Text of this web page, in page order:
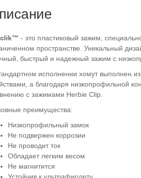
- это пластиковый зажим,
пространстве. Уникальный
быстрый и надежный зажим с
исполнении хомут выполнен
а благодаря низкопрофильной
с зажимами Herbie Clip.
преимущества:
Низкопрофильный замок
Не подвержен коррозии
Не проводит ток
Обладает легким весом
Не магнитится